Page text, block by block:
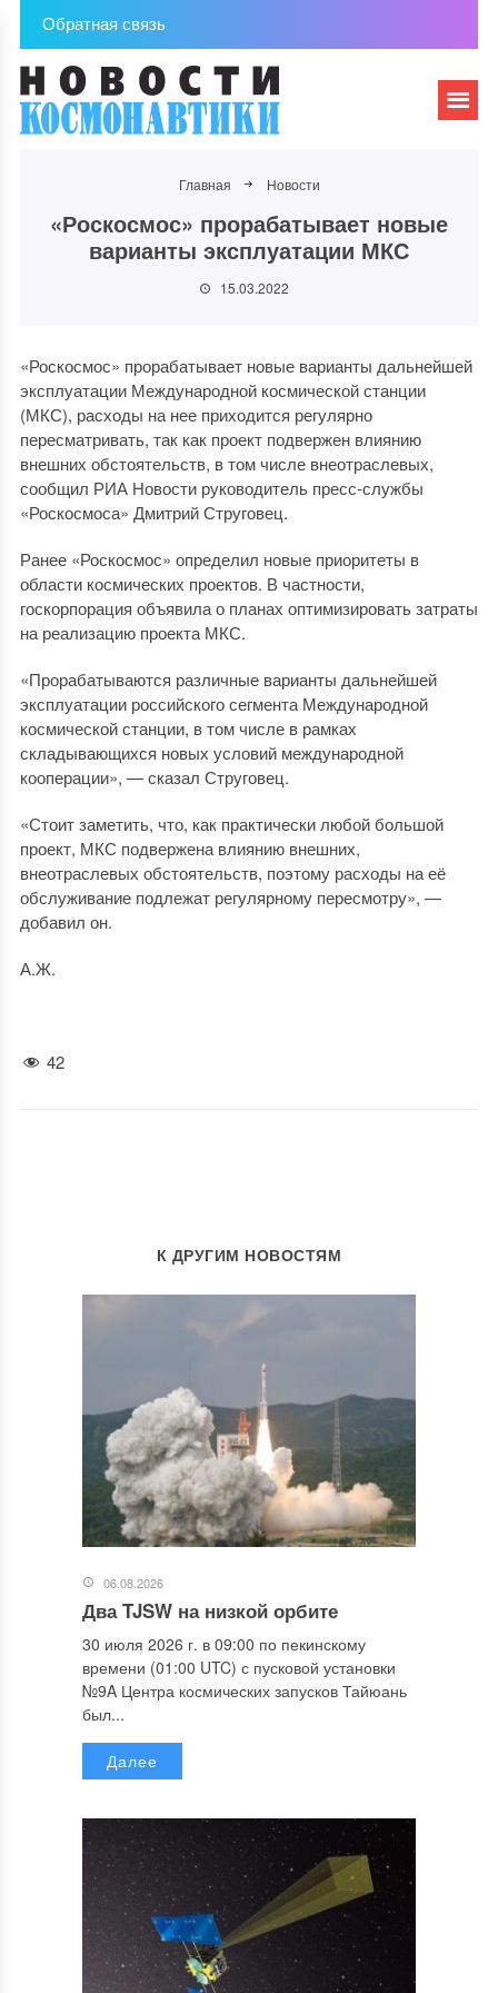
Обратная связь
Главная Новости
«Роскосмос» прорабатывает новые
варианты эксплуатации МКС
15.03.2022
«Роскосмос» прорабатывает новые варианты дальнейшей
эксплуатации Международной космической станции
(МКС), расходы на нее приходится регулярно
пересматривать, так как проект подвержен влиянию
внешних обстоятельств, в том числе внеотраслевых,
сообщил РИА Новости руководитель пресс-службы
«Роскосмоса» Дмитрий Струговец.
Ранее «Роскосмос» определил новые приоритеты в
области космических проектов. В частности,
госкорпорация объявила о планах оптимизировать затраты
на реализацию проекта МКС.
«Прорабатываются различные варианты дальнейшей
эксплуатации российского сегмента Международной
космической станции, в том числе в рамках
складывающихся новых условий международной
кооперации», — сказал Струговец.
«Стоит заметить, что, как практически любой большой
проект, МКС подвержена влиянию внешних,
внеотраслевых обстоятельств, поэтому расходы на её
обслуживание подлежат регулярному пересмотру», —
добавил он.
А.Ж.
42
К ДРУГИМ НОВОСТЯМ
06.08.2026
Два TJSW на низкой орбите
30 июля 2026 г. в 09:00 по пекинскому
времени (01:00 UTC) с пусковой установки
№9A Центра космических запусков Тайюань
был...
Далее